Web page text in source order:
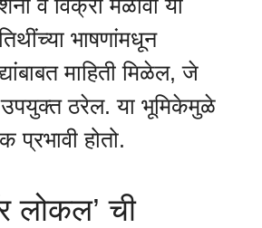
व विक्री मेळावा या
भाषणांमधून
माहिती मिळेल, जे
उपयुक्त ठरेल. या भूमिकेमुळे
प्रभावी होतो.
लोकल’ ची